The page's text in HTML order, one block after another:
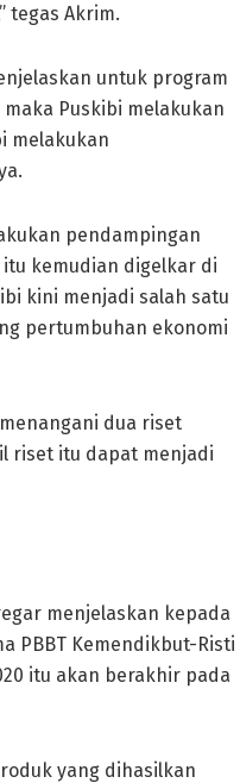
tegas Akrim.
untuk program
Puskibi melakukan
melakukan
pendampingan
kemudian digelkar di
kini menjadi salah satu
pertumbuhan ekonomi
dua riset
riset itu dapat menjadi
menjelaskan kepada
PBBT Kemendikbut-Risti
itu akan berakhir pada
yang dihasilkan